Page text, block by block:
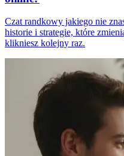
Czat randkowy jakiego nie
historie i strategie, które
klikniesz kolejny raz.